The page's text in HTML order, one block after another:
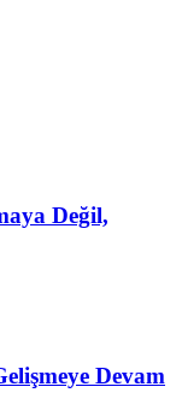
Değil,
Devam